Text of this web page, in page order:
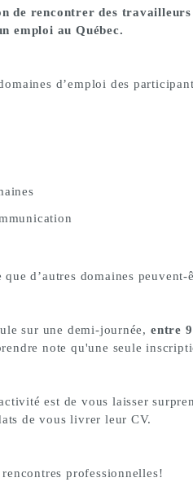
de rencontrer des
emploi au Québec.
d’emploi des
d’autres domaines
sur une demi-journée, entre
note qu'une seule
est de vous laisser
de vous livrer leur CV.
professionnelles!